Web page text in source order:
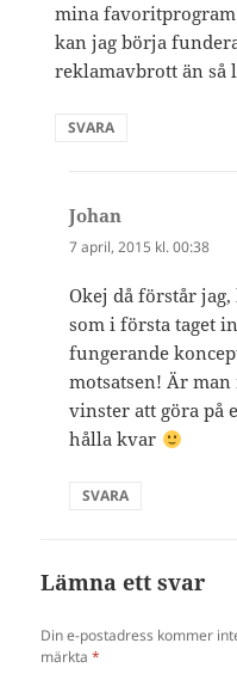
mina
kan jag börja
reklamavbrott än så
SVARA
Johan
7 april, 2015 kl. 00:38
Okej då förstår
som i första taget
fungerande
motsatsen! Är
vinster att göra på
hålla kvar
SVARA
Lämna ett svar
Din e-postadress kommer
märkta*